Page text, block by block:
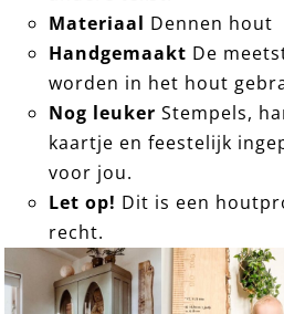
Materiaal Dennen hout
Handgemaakt De
worden in het hout
Nog leuker Stempels,
kaartje en feestelijk
voor jou.
Let op! Dit is een
recht.